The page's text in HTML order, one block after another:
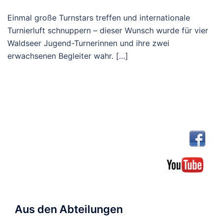
Einmal große Turnstars treffen und internationale
Turnierluft schnuppern – dieser Wunsch wurde für vier
Waldseer Jugend-Turnerinnen und ihre zwei
erwachsenen Begleiter wahr. […]
Aus den Abteilungen